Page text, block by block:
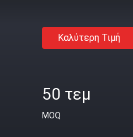
Καλύτερη Τιμή
50 τεμ
MOQ